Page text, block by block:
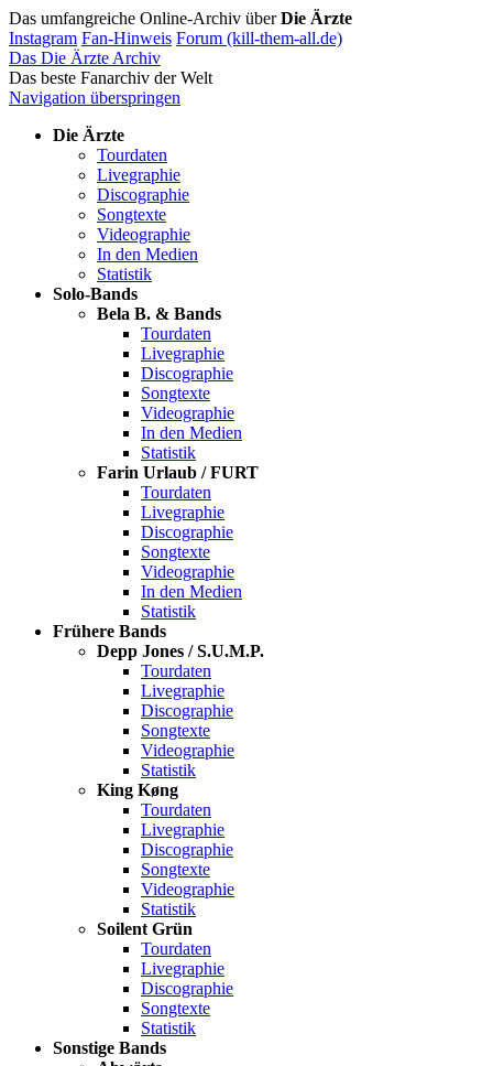
Das umfangreiche Online-Archiv überDie Ärzte
Instagram Fan-Hinweis Forum (kill-them-all.de)
Das Die Ärzte Archiv
Das beste Fanarchiv der Welt
Navigation überspringen
Die Ärzte
Tourdaten
Livegraphie
Discographie
Songtexte
Videographie
In den Medien
Statistik
Solo-Bands
Bela B. & Bands
Tourdaten
Livegraphie
Discographie
Songtexte
Videographie
In den Medien
Statistik
Farin Urlaub / FURT
Tourdaten
Livegraphie
Discographie
Songtexte
Videographie
In den Medien
Statistik
Frühere Bands
Depp Jones / S.U.M.P.
Tourdaten
Livegraphie
Discographie
Songtexte
Videographie
Statistik
King Køng
Tourdaten
Livegraphie
Discographie
Songtexte
Videographie
Statistik
Soilent Grün
Tourdaten
Livegraphie
Discographie
Songtexte
Statistik
Sonstige Bands